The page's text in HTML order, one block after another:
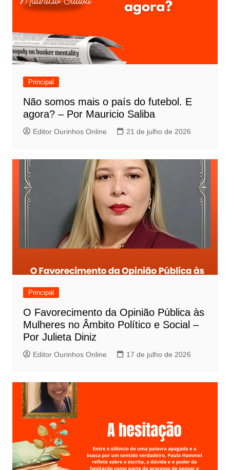
Principal
Não somos mais o país do futebol. E
agora? – Por Mauricio Saliba
Editor Ourinhos Online 21 de julho de 2026
Principal
O Favorecimento da Opinião Pública às
Mulheres no Âmbito Político e Social –
Por Julieta Diniz
Editor Ourinhos Online 17 de julho de 2026